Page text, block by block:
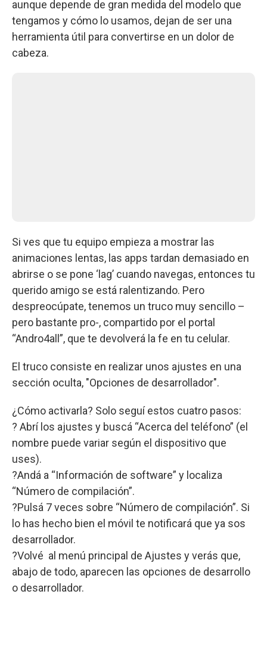
aunque depende de gran medida del modelo que
tengamos y cómo lo usamos, dejan de ser una
herramienta útil para convertirse en un dolor de
cabeza.
Si ves que tu equipo empieza a mostrar las
animaciones lentas, las apps tardan demasiado en
abrirse o se pone ‘lag’ cuando navegas, entonces tu
querido amigo se está ralentizando. Pero
despreocúpate, tenemos un truco muy sencillo –
pero bastante pro-, compartido por el portal
“Andro4all”, que te devolverá la fe en tu celular.
El truco consiste en realizar unos ajustes en una
sección oculta, "Opciones de desarrollador".
¿Cómo activarla? Solo seguí estos cuatro pasos:
? Abrí los ajustes y buscá “Acerca del teléfono” (el
nombre puede variar según el dispositivo que
uses).
?Andá a “Información de software” y localiza
“Número de compilación”.
?Pulsá 7 veces sobre “Número de compilación”. Si
lo has hecho bien el móvil te notificará que ya sos
desarrollador.
?Volvé al menú principal de Ajustes y verás que,
abajo de todo, aparecen las opciones de desarrollo
o desarrollador.